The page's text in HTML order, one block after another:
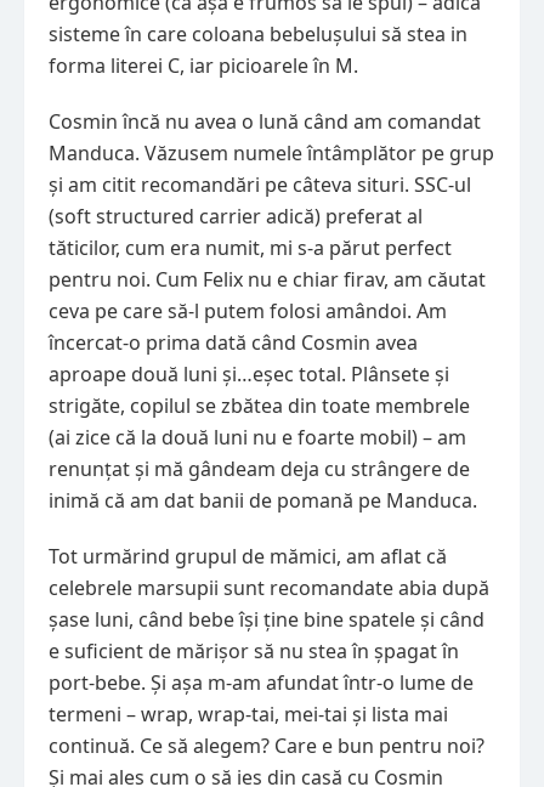
sisteme în care coloana bebelușului să stea in
forma literei C, iar picioarele în M.
Cosmin încă nu avea o lună când am comandat
Manduca. Văzusem numele întâmplător pe grup
și am citit recomandări pe câteva situri. SSC-ul
(soft structured carrier adică) preferat al
tăticilor, cum era numit, mi s-a părut perfect
pentru noi. Cum Felix nu e chiar firav, am căutat
ceva pe care să-l putem folosi amândoi. Am
încercat-o prima dată când Cosmin avea
aproape două luni și…eșec total. Plânsete și
strigăte, copilul se zbătea din toate membrele
(ai zice că la două luni nu e foarte mobil) – am
renunțat și mă gândeam deja cu strângere de
inimă că am dat banii de pomană pe Manduca.
Tot urmărind grupul de mămici, am aflat că
celebrele marsupii sunt recomandate abia după
șase luni, când bebe își ține bine spatele și când
e suficient de mărișor să nu stea în șpagat în
port-bebe. Și așa m-am afundat într-o lume de
termeni – wrap, wrap-tai, mei-tai și lista mai
continuă. Ce să alegem? Care e bun pentru noi?
Și mai ales cum o să ies din casă cu Cosmin